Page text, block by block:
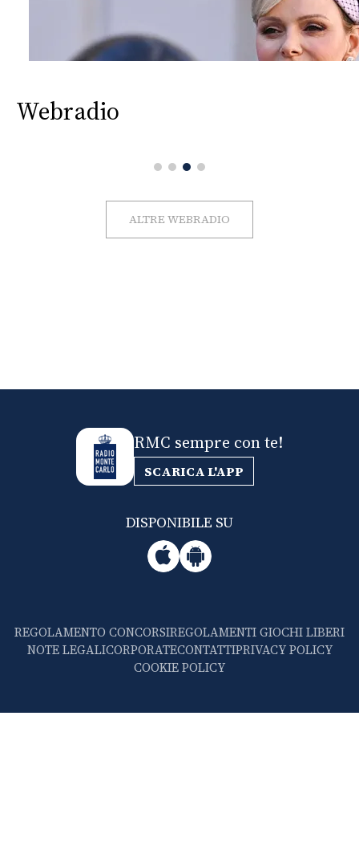
Webradio
ALTRE WEBRADIO
RMC sempre con te!
SCARICA L'APP
DISPONIBILE SU
REGOLAMENTO CONCORSIREGOLAMENTI GIOCHI LIBERI
NOTE LEGALICORPORATECONTATTIPRIVACY POLICY
COOKIE POLICY